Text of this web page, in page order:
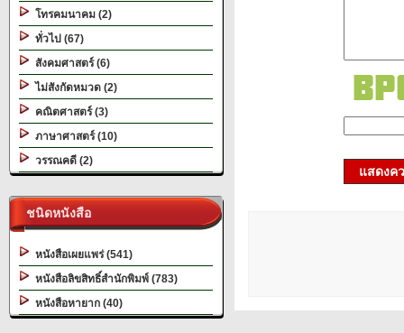
โทรคมนาคม (2)
ทั่วไป (67)
สังคมศาสตร์ (6)
ไม่สังกัดหมวด (2)
คณิตศาสตร์ (3)
ภาษาศาสตร์ (10)
วรรณคดี (2)
ชนิดหนังสือ
หนังสือเผยแพร่ (541)
หนังสือลิขสิทธิ์สำนักพิมพ์ (783)
หนังสือหายาก (40)
แสดงค